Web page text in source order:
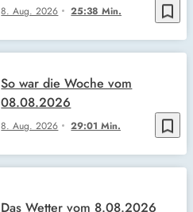
bookmark_border
8. Aug. 2026 25:38 Min.
bookmark_border
8. Aug. 2026 29:01 Min.
So war die Woche vom
08.08.2026
Das Wetter vom 8.08.2026